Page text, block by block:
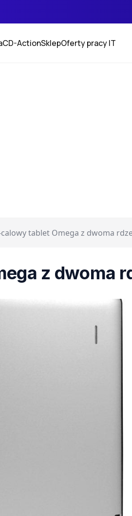
CD-ActionSklepOferty pracy IT
tablet Omega z dwoma
z dwoma